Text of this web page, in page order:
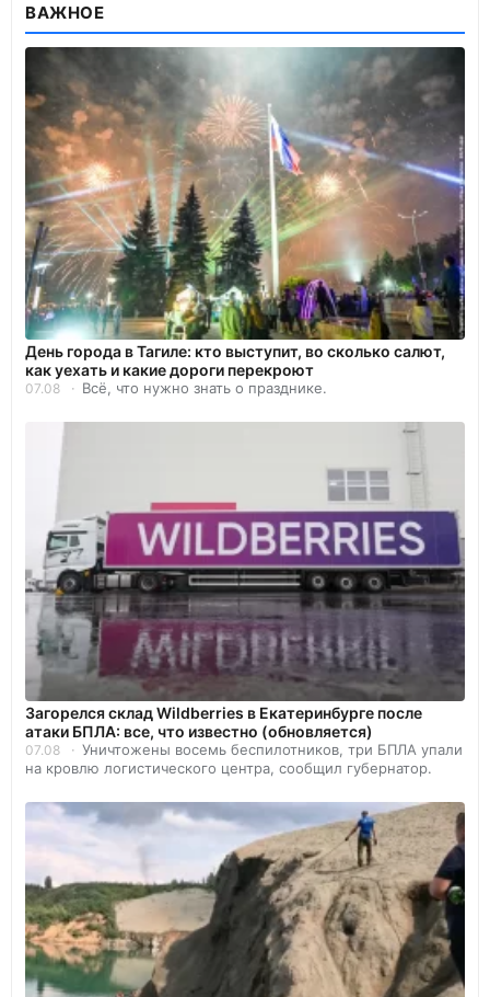
ВАЖНОЕ
День города в Тагиле: кто выступит, во сколько салют,
как уехать и какие дороги перекроют
07.08 Всё, что нужно знать о празднике.
Загорелся склад Wildberries в Екатеринбурге после
атаки БПЛА: все, что известно (обновляется)
07.08
Уничтожены восемь беспилотников, три БПЛА упали
на кровлю логистического центра, сообщил губернатор.